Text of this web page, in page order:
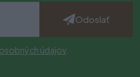
Odoslať
údajov.